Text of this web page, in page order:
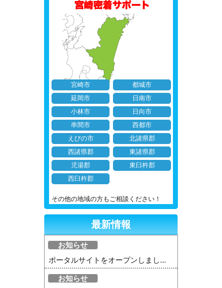
宮崎市
都城市
延岡市
日南市
小林市
日向市
串間市
西都市
えびの市
北諸県郡
西諸県郡
東諸県郡
児湯郡
東臼杵郡
西臼杵郡
その他の地域の方もご相談ください！
最新情報
お知らせ
ポータルサイトをオープンしまし...
お知らせ